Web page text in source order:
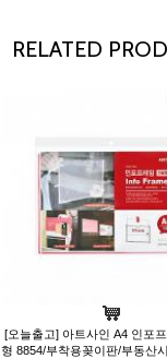
RELATED
[오늘출고] 아트사인 A4 인포
형 8854/부착용꽂이판/부동산